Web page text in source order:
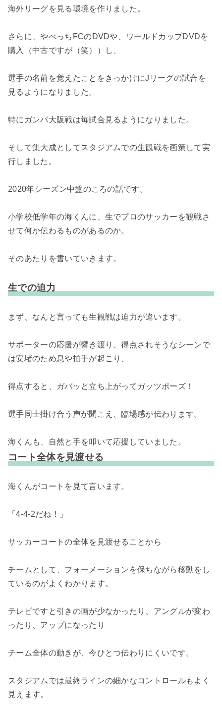
海外リーグを見る環境を作りました。
さらに、やべっちFCのDVDや、ワールドカップDVDを
購入（中古ですが（笑））し、
選手の名前を覚えたことをきっかけにJリーグの試合を
見るようになりました。
特にガンバ大阪戦は毎試合見るようになりました。
そして集大成としてスタジアムでの生観戦を画策して実
行しました。
2020年シーズン中盤のころの話です。
小学校低学年の海くんに、生でプロのサッカーを観戦さ
せて何か伝わるものがあるのか。
そのあたりを書いていきます。
生での迫力
まず、なんと言っても生観戦は迫力が違います。
サポーターの応援が響き渡り、得点されそうなシーンで
は安堵のため息や拍手が起こり、
得点すると、ガバッと立ち上がってガッツポーズ！
選手同士掛け合う声が聞こえ、臨場感が伝わります。
海くんも、自然と手を叩いて応援していました。
コート全体を見渡せる
海くんがコートを見て言います。
「4-4-2だね！」
サッカーコートの全体を見渡せることから
チームとして、フォーメーションを保ちながら移動をし
ているのがよくわかります。
テレビですと引きの画が少なかったり、アングルが変わ
ったり、アップになったり
チーム全体の動きが、今ひとつ伝わりにくいです。
スタジアムでは最終ラインの細かなコントロールもよく
見えます。